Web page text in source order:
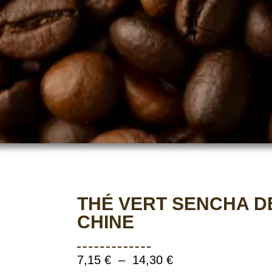
THÉ VERT SENCHA
CHINE
7,15 € – 14,30 €